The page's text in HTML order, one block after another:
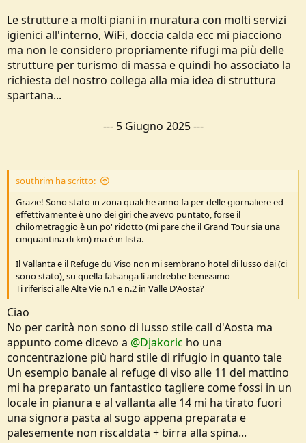
Le strutture a molti piani in muratura con molti servizi
igienici all'interno, WiFi, doccia calda ecc mi piacciono
ma non le considero propriamente rifugi ma più delle
strutture per turismo di massa e quindi ho associato la
richiesta del nostro collega alla mia idea di struttura
spartana...
--- 5 Giugno 2025---
southrim ha scritto:
Grazie! Sono stato in zona qualche anno fa per delle giornaliere ed
effettivamente è uno dei giri che avevo puntato, forse il
chilometraggio è un po' ridotto (mi pare che il Grand Tour sia una
cinquantina di km) ma è in lista.
Il Vallanta e il Refuge du Viso non mi sembrano hotel di lusso dai (ci
sono stato), su quella falsariga lì andrebbe benissimo
Ti riferisci alle Alte Vie n.1 e n.2 in Valle D'Aosta?
Ciao
No per carità non sono di lusso stile call d'Aosta ma
appunto come dicevo a @Djakoric ho una
concentrazione più hard stile di rifugio in quanto tale
Un esempio banale al refuge di viso alle 11 del mattino
mi ha preparato un fantastico tagliere come fossi in un
locale in pianura e al vallanta alle 14 mi ha tirato fuori
una signora pasta al sugo appena preparata e
palesemente non riscaldata + birra alla spina...